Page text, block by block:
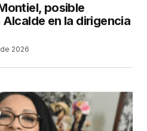
posible
en la dirigencia
2026